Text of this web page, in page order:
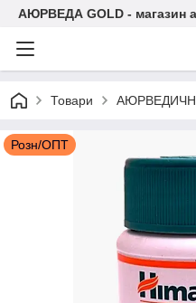
АЮРВЕДА GOLD - магазин
Товари
Розн/ОПТ